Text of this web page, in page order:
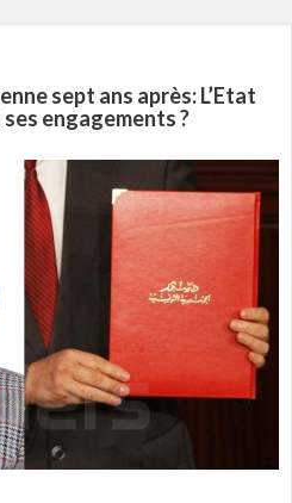
sept ans après: L’Etat
engagements ?